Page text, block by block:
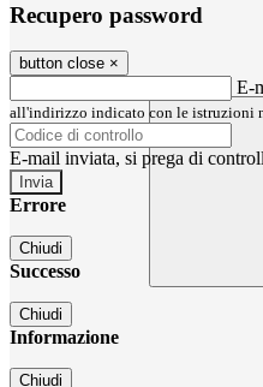
Recupero password
button close ×
E-
all'indirizzo indicato con le istruzioni
E-mail inviata, si prega di
Errore
Chiudi
Successo
Chiudi
Informazione
Chiudi